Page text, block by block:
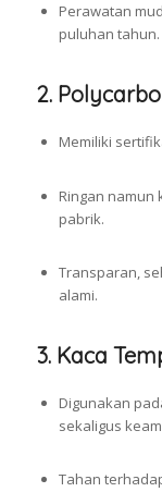
Perawatan
puluhan tahun.
2.
Memiliki
Ringan namun
pabrik.
Transparan,
alami.
3. Kaca
Digunakan
sekaligus
Tahan